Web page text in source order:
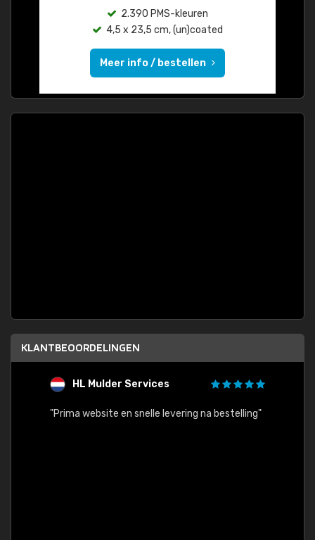
2.390 PMS-kleuren
4,5 x 23,5 cm, (un)coated
Meer info / bestellen
KLANTBEOORDELINGEN
HL Mulder Services
"Prima website en snelle levering na bestelling"